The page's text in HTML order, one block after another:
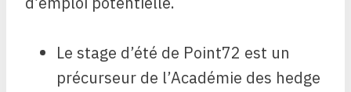
Le stage d’été de Point72 est un
précurseur de l’Académie des hedge